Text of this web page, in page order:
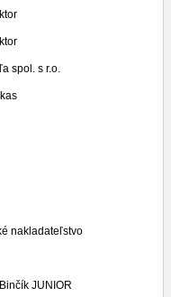
spol. s r.o.
nakladateľstvo
JUNIOR